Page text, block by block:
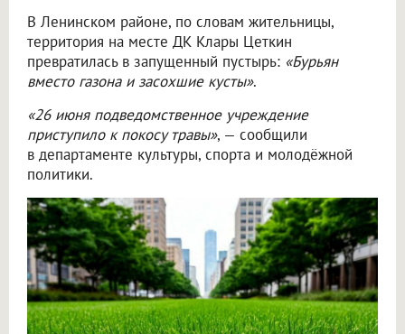
В Ленинском районе, по словам жительницы,
территория на месте ДК Клары Цеткин
превратилась в запущенный пустырь: «Бурьян
вместо газона и засохшие кусты».
«26 июня подведомственное учреждение
приступило к покосу травы», — сообщили
в департаменте культуры, спорта и молодёжной
политики.